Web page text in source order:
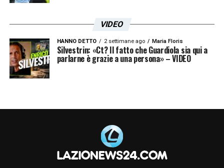
VIDEO
HANNO DETTO 2 settimane ago Maria Floris
Silvestrin: «Ct? Il fatto che Guardiola sia qui a
parlarne è grazie a una persona» – VIDEO